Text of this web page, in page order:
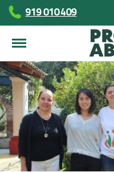
919 010 409